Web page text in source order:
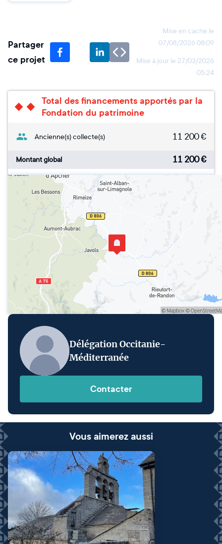
Partager
ce projet
Mise en cache le
07/08/2026 08:09
Mise à jour le 27/03/2026
05:24
Total des financements apportés par la
Fondation du patrimoine
Ancienne(s) collecte(s) 11 200€
Montant global 11 200€
Délégation Occitanie-
Méditerranée
Contacter
Vous aimerez aussi